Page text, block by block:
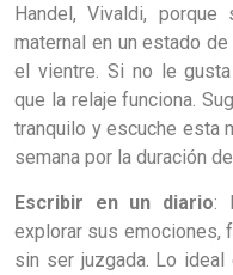
Handel, Vivaldi,
maternal en un estado
el vientre. Si no le
que la relaje funciona.
tranquilo y escuche esta
semana por la duración
Escribir en un diario:
explorar sus emociones,
sin ser juzgada. Lo